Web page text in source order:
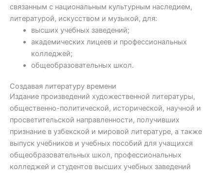
связанным с национальным культурным наследием,
литературой, искусством и музыкой, для:
высших учебных заведений;
академических лицеев и профессиональных
колледжей;
общеобразовательных школ.
Создавая литературу времени
Издание произведений художественной литературы,
общественно-политической, исторической, научной и
просветительской направленности, получивших
признание в узбекской и мировой литературе, а также
выпуск учебников и учебных пособий для учащихся
общеобразовательных школ, профессиональных
колледжей и студентов высших учебных заведений